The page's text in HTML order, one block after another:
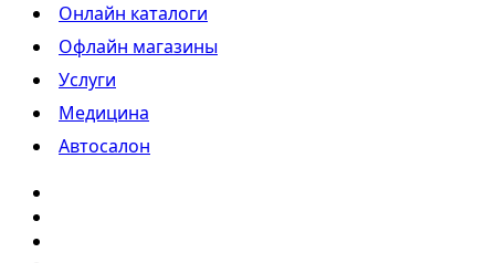
Онлайн каталоги
Офлайн магазины
Услуги
Медицина
Автосалон